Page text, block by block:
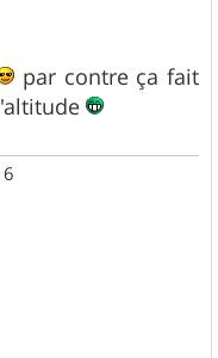
par contre ça fait